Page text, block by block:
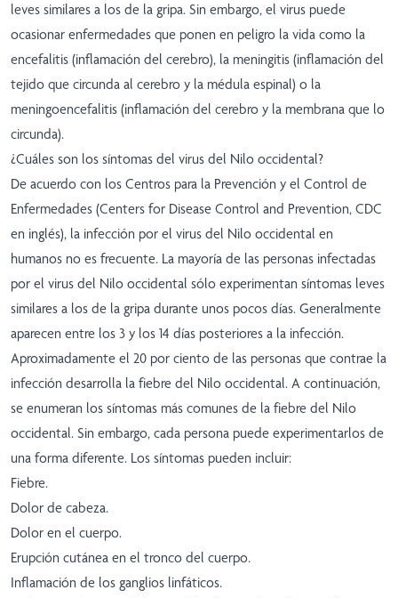
leves similares a los de la gripa. Sin embargo, el virus puede
ocasionar enfermedades que ponen en peligro la vida como la
encefalitis (inflamación del cerebro), la meningitis (inflamación del
tejido que circunda al cerebro y la médula espinal) o la
meningoencefalitis (inflamación del cerebro y la membrana que lo
circunda).
¿Cuáles son los síntomas del virus del Nilo occidental?
De acuerdo con los Centros para la Prevención y el Control de
Enfermedades (Centers for Disease Control and Prevention, CDC
en inglés), la infección por el virus del Nilo occidental en
humanos no es frecuente. La mayoría de las personas infectadas
por el virus del Nilo occidental sólo experimentan síntomas leves
similares a los de la gripa durante unos pocos días. Generalmente
aparecen entre los 3 y los 14 días posteriores a la infección.
Aproximadamente el 20 por ciento de las personas que contrae la
infección desarrolla la fiebre del Nilo occidental. A continuación,
se enumeran los síntomas más comunes de la fiebre del Nilo
occidental. Sin embargo, cada persona puede experimentarlos de
una forma diferente. Los síntomas pueden incluir:
Fiebre.
Dolor de cabeza.
Dolor en el cuerpo.
Erupción cutánea en el tronco del cuerpo.
Inflamación de los ganglios linfáticos.